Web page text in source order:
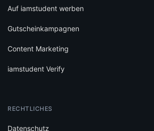
Auf iamstudent werben
Gutscheinkampagnen
Content Marketing
iamstudent Verify
RECHTLICHES
Datenschutz